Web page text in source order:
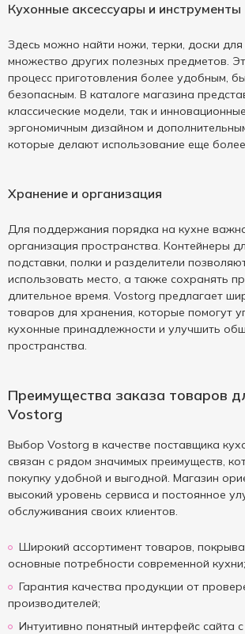
Кухонные аксессуары и инструменты
Здесь можно найти ножи, терки, доски для
множество других полезных предметов.
процесс приготовления более удобным,
безопасным. В каталоге магазина
классические модели, так и
эргономичным дизайном и
которые делают использование еще
Хранение и организация
Для поддержания порядка на кухне
организация пространства. Контейнеры
подставки, полки и разделители
использовать место, а также сохранять
длительное время. Vostorg предлагает
товаров для хранения, которые помогут
кухонные принадлежности и улучшить
пространства.
Преимущества заказа товаров
Vostorg
Выбор Vostorg в качестве поставщика
связан с рядом значимых преимуществ,
покупку удобной и выгодной. Магазин
высокий уровень сервиса и постоянное
обслуживания своих клиентов.
Широкий ассортимент товаров,
основные потребности современной кухни;
Гарантия качества продукции от
производителей;
Интуитивно понятный интерфейс сайта